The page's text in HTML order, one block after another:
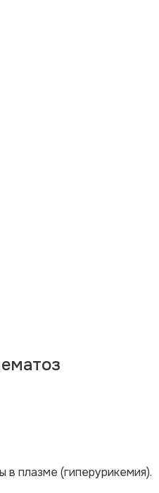
плазме (гиперурикемия).